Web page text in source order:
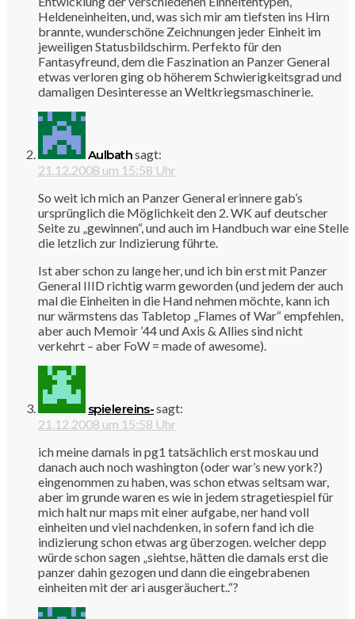
Heldeneinheiten, und, was sich mir am tiefsten ins Hirn
brannte, wunderschöne Zeichnungen jeder Einheit im
jeweiligen Statusbildschirm. Perfekto für den
Fantasyfreund, dem die Faszination an Panzer General
etwas verloren ging ob höherem Schwierigkeitsgrad und
damaligen Desinteresse an Weltkriegsmaschinerie.
Aulbathsagt:
21.12.2008 um 15:58 Uhr
So weit ich mich an Panzer General erinnere gab’s
ursprünglich die Möglichkeit den 2. WK auf deutscher
Seite zu „gewinnen“, und auch im Handbuch war eine Stelle
die letzlich zur Indizierung führte.
Ist aber schon zu lange her, und ich bin erst mit Panzer
General IIID richtig warm geworden (und jedem der auch
mal die Einheiten in die Hand nehmen möchte, kann ich
nur wärmstens das Tabletop „Flames of War“ empfehlen,
aber auch Memoir ’44 und Axis & Allies sind nicht
verkehrt – aber FoW = made of awesome).
spielereins-sagt:
21.12.2008 um 15:58 Uhr
ich meine damals in pg1 tatsächlich erst moskau und
danach auch noch washington (oder war’s new york?)
eingenommen zu haben, was schon etwas seltsam war,
aber im grunde waren es wie in jedem stragetiespiel für
mich halt nur maps mit einer aufgabe, ner hand voll
einheiten und viel nachdenken, in sofern fand ich die
indizierung schon etwas arg überzogen. welcher depp
würde schon sagen „siehtse, hätten die damals erst die
panzer dahin gezogen und dann die eingebrabenen
einheiten mit der ari ausgeräuchert..“?